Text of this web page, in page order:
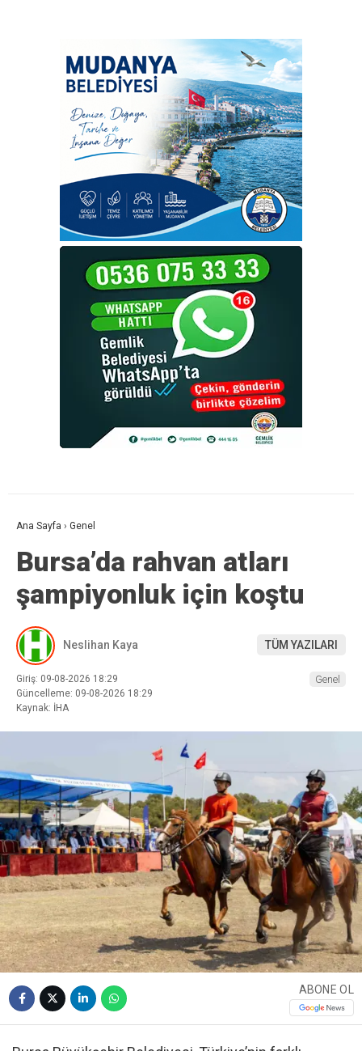
Ana Sayfa › Genel
Bursa’da rahvan atları
şampiyonluk için koştu
Neslihan Kaya TÜM YAZILARI
Giriş: 09-08-2026 18:29
Güncelleme: 09-08-2026 18:29
Kaynak: İHA
Genel
ABONE OL